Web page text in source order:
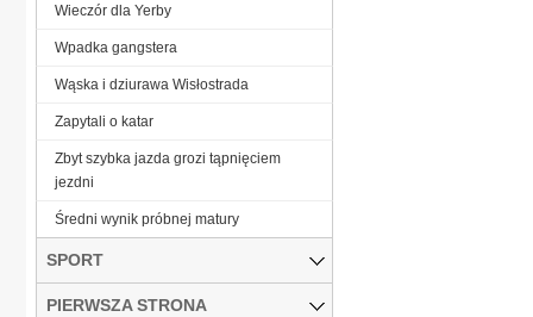
Wieczór dla Yerby
Wpadka gangstera
Wąska i dziurawa Wisłostrada
Zapytali o katar
Zbyt szybka jazda grozi tąpnięciem
jezdni
Średni wynik próbnej matury
SPORT
PIERWSZA STRONA